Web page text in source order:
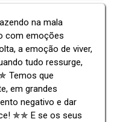
na mala
com emoções
a emoção de viver,
tudo ressurge,
Temos que
em grandes
negativo e dar
✯✯ E se os seus